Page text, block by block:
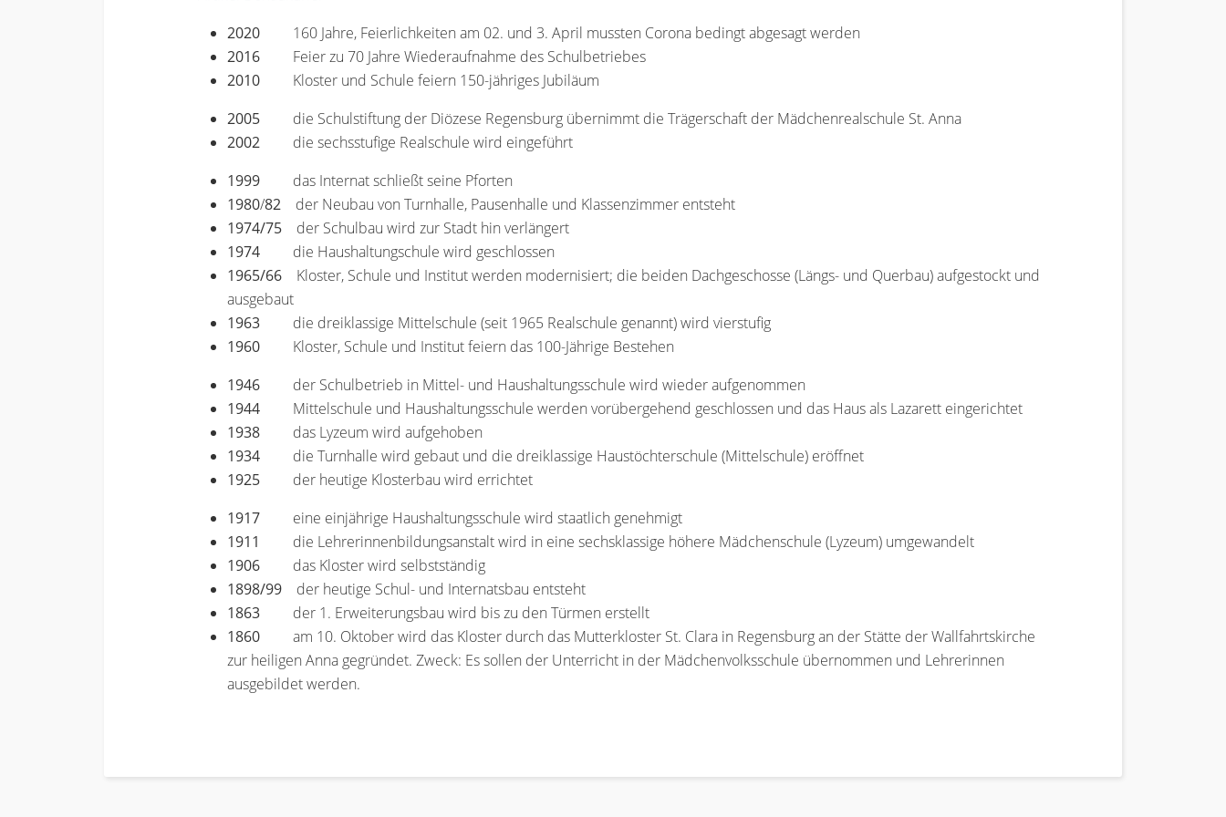
2020
160 Jahre, Feierlichkeiten am 02. und 3. April mussten Corona bedingt abgesagt werden
2016 Feier zu 70 Jahre Wiederaufnahme des Schulbetriebes
2010 Kloster und Schule feiern 150-jähriges Jubiläum
2005 die Schulstiftung der Diözese Regensburg übernimmt die Trägerschaft der Mädchenrealschule St. Anna
2002 die sechsstufige Realschule wird eingeführt
1999 das Internat schließt seine Pforten
1980/82 der Neubau von Turnhalle, Pausenhalle und Klassenzimmer entsteht
1974/75 der Schulbau wird zur Stadt hin verlängert
1974 die Haushaltungschule wird geschlossen
1965/66 Kloster, Schule und Institut werden modernisiert; die beiden Dachgeschosse (Längs- und Querbau) aufgestockt und
ausgebaut
1963 die dreiklassige Mittelschule (seit 1965 Realschule genannt) wird vierstufig
1960 Kloster, Schule und Institut feiern das 100-Jährige Bestehen
1946 der Schulbetrieb in Mittel- und Haushaltungsschule wird wieder aufgenommen
1944 Mittelschule und Haushaltungsschule werden vorübergehend geschlossen und das Haus als Lazarett eingerichtet
1938 das Lyzeum wird aufgehoben
1934 die Turnhalle wird gebaut und die dreiklassige Haustöchterschule (Mittelschule) eröffnet
1925 der heutige Klosterbau wird errichtet
1917 eine einjährige Haushaltungsschule wird staatlich genehmigt
1911 die Lehrerinnenbildungsanstalt wird in eine sechsklassige höhere Mädchenschule (Lyzeum) umgewandelt
1906 das Kloster wird selbstständig
1898/99 der heutige Schul- und Internatsbau entsteht
1863 der 1. Erweiterungsbau wird bis zu den Türmen erstellt
1860
am 10. Oktober wird das Kloster durch das Mutterkloster St. Clara in Regensburg an der Stätte der Wallfahrtskirche
zur heiligen Anna gegründet. Zweck: Es sollen der Unterricht in der Mädchenvolksschule übernommen und Lehrerinnen
ausgebildet werden.